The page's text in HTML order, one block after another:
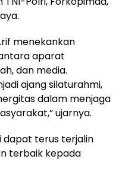
menekankan
aparat
dan media.
ajang silaturahmi,
dalam menjaga
ujarnya.
dapat terus terjalin
terbaik kepada